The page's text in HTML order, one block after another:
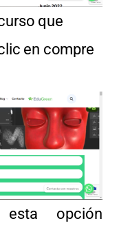
que
en compre
opción